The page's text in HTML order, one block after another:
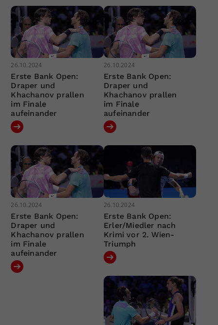
26.10.2024
Erste Bank Open:
Draper und
Khachanov prallen
im Finale
aufeinander
26.10.2024
Erste Bank Open:
Draper und
Khachanov prallen
im Finale
aufeinander
26.10.2024
Erste Bank Open:
Draper und
Khachanov prallen
im Finale
aufeinander
26.10.2024
Erste Bank Open:
Erler/Miedler nach
Krimi vor 2. Wien-
Triumph